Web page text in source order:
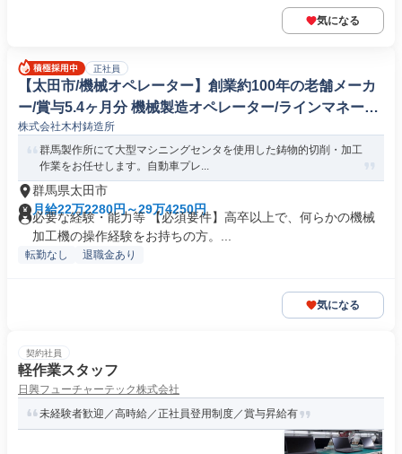
気になる
正社員
【太田市/機械オペレーター】創業約100年の老舗メーカ
ー/賞与5.4ヶ月分 機械製造オペレーター/ラインマネージ
ャー
株式会社木村鋳造所
群馬製作所にて大型マシニングセンタを使用した鋳物的切削・加工
作業をお任せします。自動車プレ...
群馬県太田市
月給22万2280円～29万4250円
必要な経験・能力等 【必須要件】高卒以上で、何らかの機械
加工機の操作経験をお持ちの方。...
転勤なし 退職金あり
気になる
契約社員
軽作業スタッフ
日興フューチャーテック株式会社
未経験者歓迎／高時給／正社員登用制度／賞与昇給有